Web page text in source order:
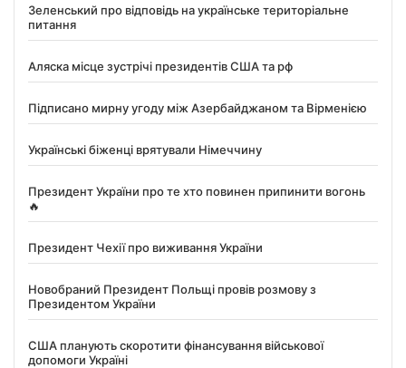
Зеленський про відповідь на українське територіальне
питання
Аляска місце зустрічі президентів США та рф
Підписано мирну угоду між Азербайджаном та Вірменією
Українські біженці врятували Німеччину
Президент України про те хто повинен припинити вогонь
🔥
Президент Чехії про виживання України
Новобраний Президент Польщі провів розмову з
Президентом України
США планують скоротити фінансування військової
допомоги Україні